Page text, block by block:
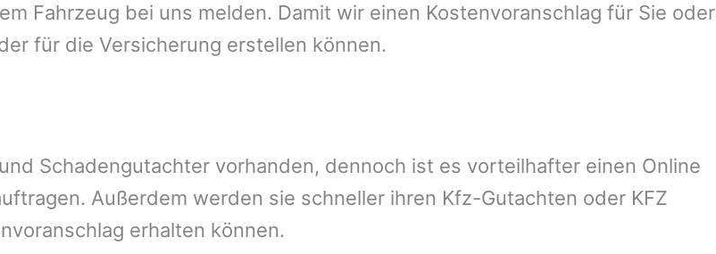
Fahrzeug bei uns melden. Damit wir einen Kostenvoranschlag für Sie oder
für die Versicherung erstellen können.
Schadengutachter vorhanden, dennoch ist es vorteilhafter einen Online
Außerdem werden sie schneller ihren Kfz-Gutachten oder KFZ
erhalten können.